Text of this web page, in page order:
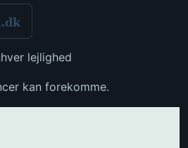
lejlighed
kan forekomme.